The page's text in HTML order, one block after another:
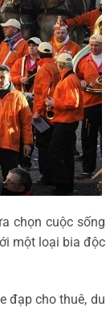
chọn cuộc sống
một loại bia độc
đạp cho thuê, du